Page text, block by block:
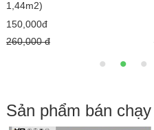
1,44m2)
179,000đ
280,000 đ
Sản phẩm bán chạy